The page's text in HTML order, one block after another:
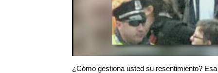
¿Cómo gestiona usted su resentimiento?